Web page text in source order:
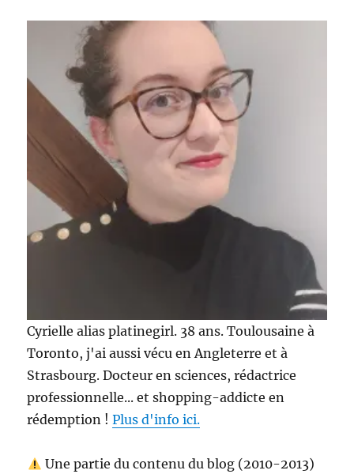
Gâtée
au
Web
Toulouse
Cyrielle alias platinegirl. 38 ans. Toulousaine à
Toronto, j'ai aussi vécu en Angleterre et à
Strasbourg. Docteur en sciences, rédactrice
professionnelle... et shopping-addicte en
rédemption !Plus d'info ici.
Une partie du contenu du blog (2010-2013)